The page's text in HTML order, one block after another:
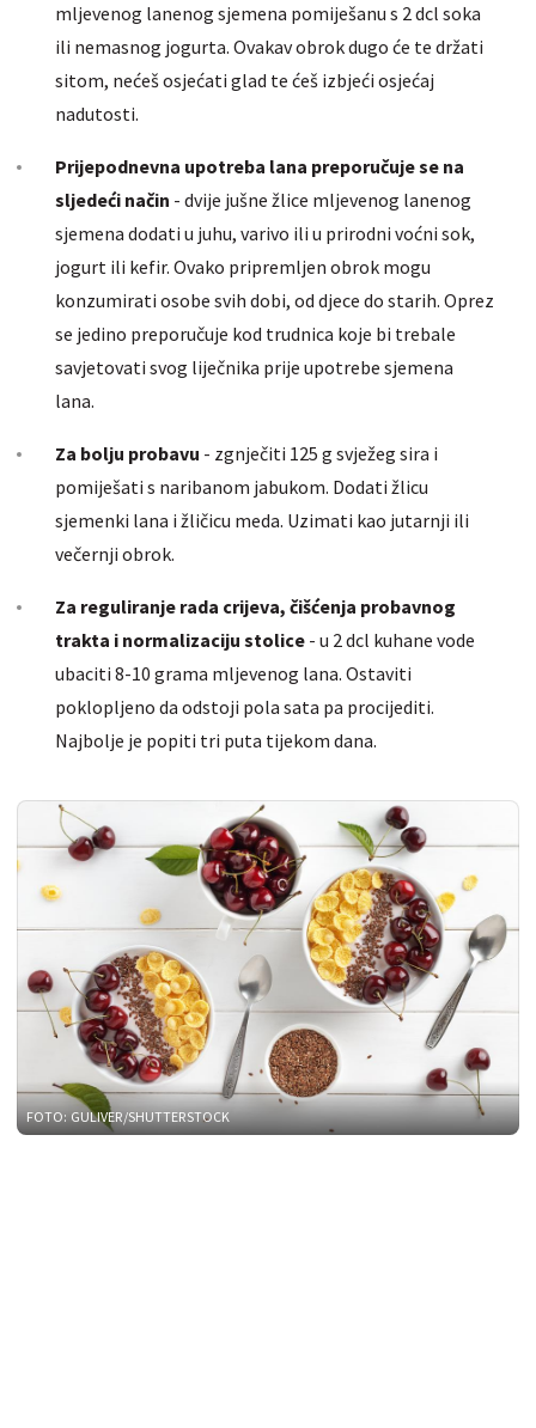
mljevenog lanenog sjemena pomiješanu s 2 dcl soka
ili nemasnog jogurta. Ovakav obrok dugo će te držati
sitom, nećeš osjećati glad te ćeš izbjeći osjećaj
nadutosti.
Prijepodnevna upotreba lana preporučuje se na
sljedeći način - dvije jušne žlice mljevenog lanenog
sjemena dodati u juhu, varivo ili u prirodni voćni sok,
jogurt ili kefir. Ovako pripremljen obrok mogu
konzumirati osobe svih dobi, od djece do starih. Oprez
se jedino preporučuje kod trudnica koje bi trebale
savjetovati svog liječnika prije upotrebe sjemena
lana.
Za bolju probavu - zgnječiti 125 g svježeg sira i
pomiješati s naribanom jabukom. Dodati žlicu
sjemenki lana i žličicu meda. Uzimati kao jutarnji ili
večernji obrok.
Za reguliranje rada crijeva, čišćenja probavnog
trakta i normalizaciju stolice - u 2 dcl kuhane vode
ubaciti 8-10 grama mljevenog lana. Ostaviti
poklopljeno da odstoji pola sata pa procijediti.
Najbolje je popiti tri puta tijekom dana.
FOTO: GULIVER/SHUTTERSTOCK